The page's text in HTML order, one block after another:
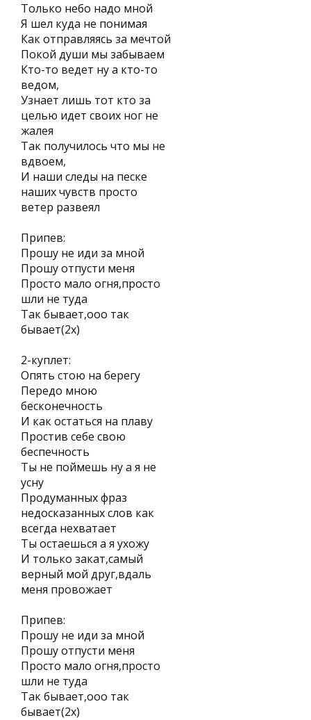
Только небо надо мной
Я шел куда не понимая
Как отправляясь за мечтой
Покой души мы забываем
Кто-то ведет ну а кто-то
ведом,
Узнает лишь тот кто за
целью идет своих ног не
жалея
Так получилось что мы не
вдвоем,
И наши следы на песке
наших чувств просто
ветер развеял
Припев:
Прошу не иди за мной
Прошу отпусти меня
Просто мало огня,просто
шли не туда
Так бывает,ооо так
бывает(2х)
2-куплет:
Опять стою на берегу
Передо мною
бесконечность
И как остаться на плаву
Простив себе свою
беспечность
Ты не поймешь ну а я не
усну
Продуманных фраз
недосказанных слов как
всегда нехватает
Ты остаешься а я ухожу
И только закат,самый
верный мой друг,вдаль
меня провожает
Припев:
Прошу не иди за мной
Прошу отпусти меня
Просто мало огня,просто
шли не туда
Так бывает,ооо так
бывает(2х)